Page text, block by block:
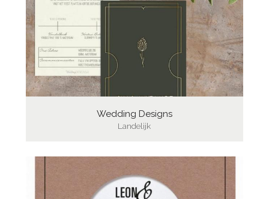
Wedding Designs
Landelijk